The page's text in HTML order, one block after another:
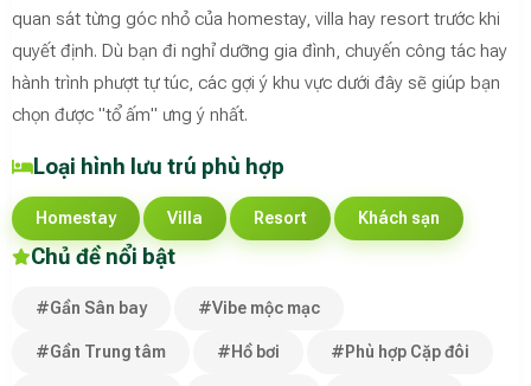
quan sát từng góc nhỏ của homestay, villa hay resort trước khi
quyết định. Dù bạn đi nghỉ dưỡng gia đình, chuyến công tác hay
hành trình phượt tự túc, các gợi ý khu vực dưới đây sẽ giúp bạn
chọn được "tổ ấm" ưng ý nhất.
Loại hình lưu trú phù hợp
Homestay Villa Resort Khách sạn
Chủ đề nổi bật
#Gần Sân bay #Vibe mộc mạc
#Gần Trung tâm #Hồ bơi #Phù hợp Cặp đôi